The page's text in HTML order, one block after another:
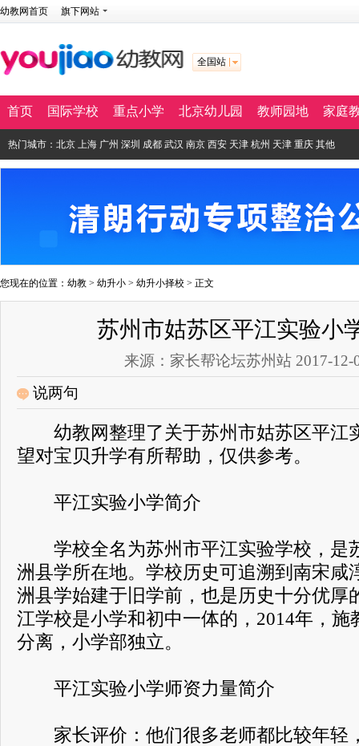
幼教网首页 旗下网站
全国站
首页 国际学校 重点小学 北京幼儿园 教师园地 家庭
热门城市： 北京 上海 广州 深圳 成都 武汉 南京 西安 天津 杭州 天津 重庆 其他
您现在的位置： 幼教 > 幼升小 > 幼升小择校 > 正文
苏州市姑苏区平江实验小
来源：家长帮论坛苏州站 2017-12-
说两句
幼教网整理了关于苏州市姑苏区平江
望对宝贝升学有所帮助，仅供参考。
平江实验小学简介
学校全名为苏州市平江实验学校，是
洲县学所在地。学校历史可追溯到南宋咸
洲县学始建于旧学前，也是历史十分优厚
江学校是小学和初中一体的，2014年，施
分离，小学部独立。
平江实验小学师资力量简介
家长评价：他们很多老师都比较年轻